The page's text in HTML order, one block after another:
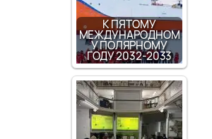
К ПЯТОМУ
МЕЖДУНАРОДНОМ
У ПОЛЯРНОМУ
ГОДУ 2032-2033